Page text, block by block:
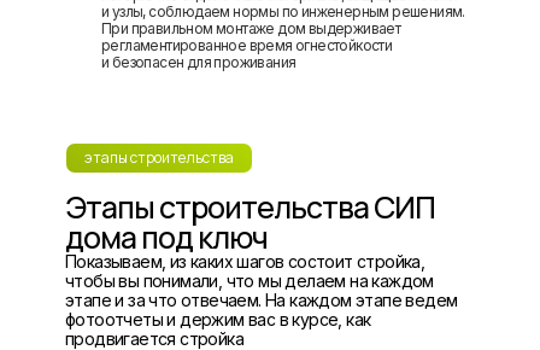
и узлы, соблюдаем нормы по инженерным решениям.
При правильном монтаже дом выдерживает
регламентированное время огнестойкости
и безопасен для проживания
этапы строительства
Этапы строительства СИП
дома под ключ
Показываем, из каких шагов состоит стройка,
чтобы вы понимали, что мы делаем на каждом
этапе и за что отвечаем. На каждом этапе ведем
фотоотчеты и держим вас в курсе, как
продвигается стройка